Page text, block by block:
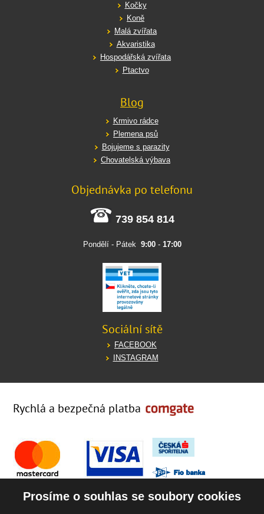
Kočky
Koně
Malá zvířata
Akvaristika
Hospodářská zvířata
Ptactvo
Blog
Krmivo rádce
Plemena psů
Bojujeme s parazity
Chovatelská výbava
Objednávka po telefonu
739 854 814
Pondělí - Pátek 9:00- 17:00
Sociální sítě
FACEBOOK
INSTAGRAM
Rychlá a bezpečná platba
Prosíme o souhlas se soubory cookies